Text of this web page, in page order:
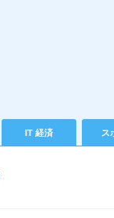
IT 経済 ス